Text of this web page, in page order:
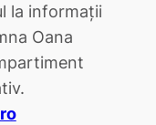
la informații
Oana